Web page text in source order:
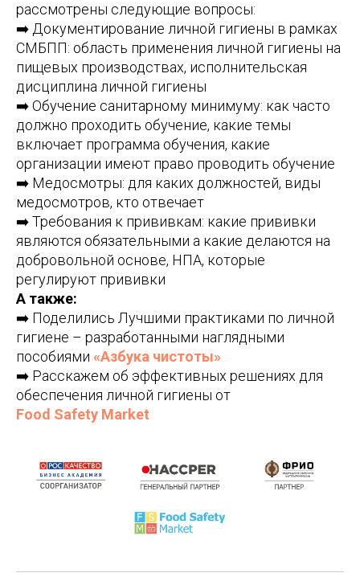
рассмотрены следующие вопросы:
➡️ Документирование личной гигиены в рамках
СМБПП: область применения личной гигиены на
пищевых производствах, исполнительская
дисциплина личной гигиены
➡️ Обучение санитарному минимуму: как часто
должно проходить обучение, какие темы
включает программа обучения, какие
организации имеют право проводить обучение
➡️ Медосмотры: для каких должностей, виды
медосмотров, кто отвечает
➡️ Требования к прививкам: какие прививки
являются обязательными а какие делаются на
добровольной основе, НПА, которые
регулируют прививки
А также:
➡️ Поделились Лучшими практиками по личной
гигиене – разработанными наглядными
пособиями «Азбука чистоты»
➡️ Расскажем об эффективных решениях для
обеспечения личной гигиены от
Food Safety Market